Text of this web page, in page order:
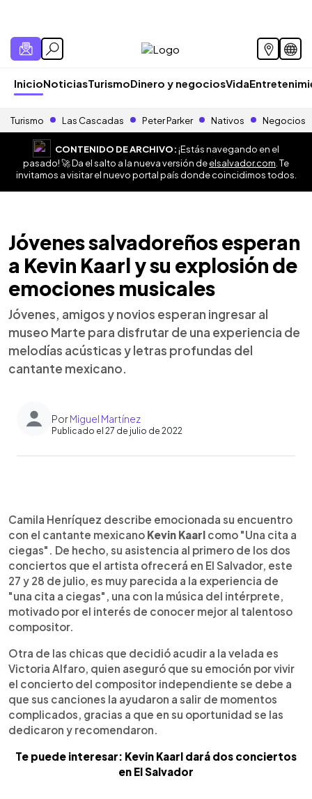
InicioNoticiasTurismoDinero y negociosVida
Turismo Las Cascadas Peter Parker Nativos Negocios
CONTENIDO DE ARCHIVO:¡Estás navegando en el
pasado! 🚀 Da el salto a la nueva versión deelsalvador.com . Te
invitamos a visitar el nuevo portal país donde coincidimos todos.
Jóvenes salvadoreños esperan
a Kevin Kaarl y su explosión de
emociones musicales
Jóvenes, amigos y novios esperan ingresar al
museo Marte para disfrutar de una experiencia de
melodías acústicas y letras profundas del
cantante mexicano.
PorMiguel Martínez
Publicado el 27 de julio de 2022
► Escuchar artículo
Camila Henríquez describe emocionada su encuentro
con el cantante mexicano Kevin Kaarl como "Una cita a
ciegas". De hecho, su asistencia al primero de los dos
conciertos que el artista ofrecerá en El Salvador, este
27 y 28 de julio, es muy parecida a la experiencia de
"una cita a ciegas", una con la música del intérprete,
motivado por el interés de conocer mejor al talentoso
compositor.
Otra de las chicas que decidió acudir a la velada es
Victoria Alfaro, quien aseguró que su emoción por vivir
el concierto del compositor independiente se debe a
que sus canciones la ayudaron a salir de momentos
complicados, gracias a que en su oportunidad se las
dedicaron y recomendaron.
Te puede interesar: Kevin Kaarl dará dos conciertos
en El Salvador